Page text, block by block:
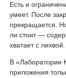
Есть и
умеет. После
прекращается.
ли стоит —
хватает с лихвой.
В «Лаборатории
приложения